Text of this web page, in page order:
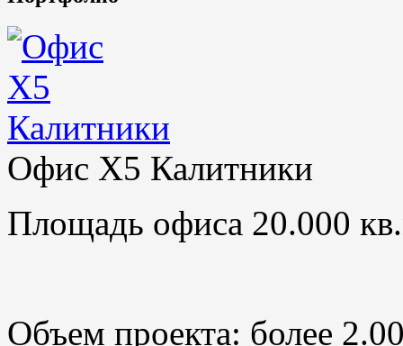
Офис X5 Калитники
Площадь офиса 20.000
Объем проекта: более